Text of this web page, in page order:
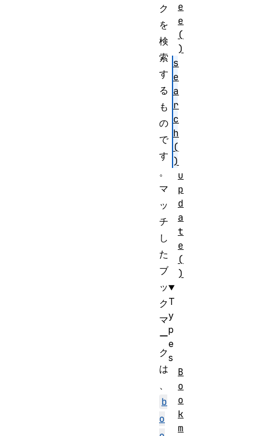
ク
を
検
索
す
る
も
の
で
す
。
マ
ッ
チ
し
た
ブ
ッ
ク
マ
ー
ク
は
b
o
e
e
(
)
s
e
a
r
c
h
(
)
u
p
d
a
t
e
(
)
T
y
p
e
s
B
o
o
k
m